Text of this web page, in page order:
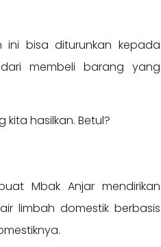
ini bisa diturunkan kepada
membeli barang yang
hasilkan. Betul?
Mbak Anjar mendirikan
air limbah domestik berbasis